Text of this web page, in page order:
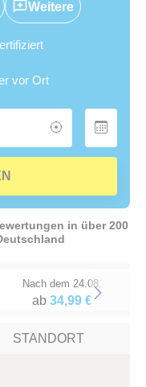
Weitere
vor Ort
in über 200
Nach dem 24.08.
ab 34,99 €Next
STANDORT